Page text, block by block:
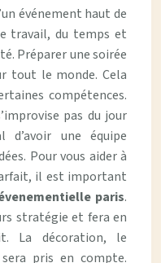
événement haut de
travail, du temps et
Préparer une soirée
tout le monde. Cela
compétences.
pas du jour
une équipe
Pour vous aider à
il est important
paris.
stratégie et fera en
La décoration, le
pris en compte.